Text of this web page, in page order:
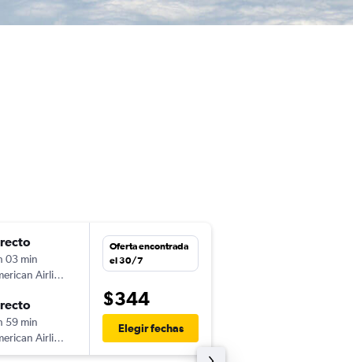
03 min
American Airlines
59 min
American Airlines
Oferta encontrada
el 30/7
$344
Elegir fechas